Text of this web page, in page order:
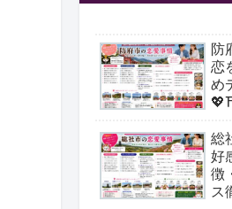
防
恋
め
総
好
徴
ス